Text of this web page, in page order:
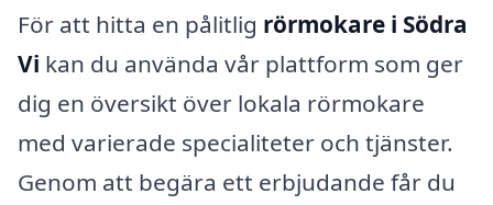
För att hitta en pålitlig rörmokare i Södra
Vi kan du använda vår plattform som ger
dig en översikt över lokala rörmokare
med varierade specialiteter och tjänster.
Genom att begära ett erbjudande får du